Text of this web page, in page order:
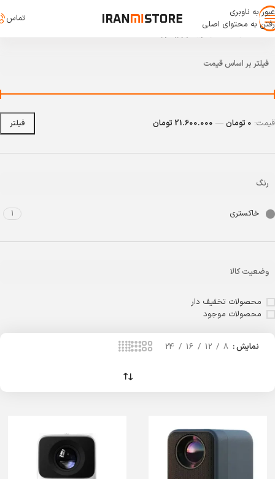
عبور به ناوبری
رفتن به محتوای اصلی
تماس
خانه
فیلتر بر اساس قیمت
فیلتر قیمت: 0 تومان — 21.600.000 تومان
رنگ
خاکستری 1
وضعیت کالا
محصولات تخفیف دار
محصولات موجود
نمایش 8
12
16
24